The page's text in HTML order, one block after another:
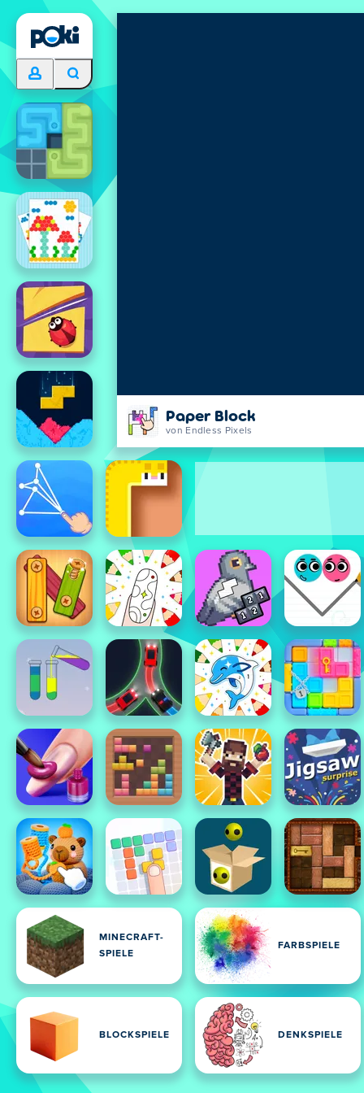
Paper Block
von Endless Pixels
MINECRAFT-
SPIELE
FARBSPIELE
BLOCKSPIELE DENKSPIELE